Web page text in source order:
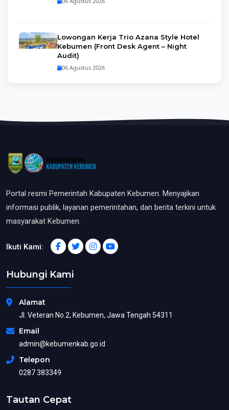
Lowongan Kerja Trio Azana Style Hotel
Kebumen (Front Desk Agent – Night
Audit)
06 Agustus 2026
Portal resmi Pemerintah Kabupaten Kebumen. Menyajikan
informasi publik, layanan pemerintahan, dan berita terkini untuk
masyarakat Kebumen.
Ikuti Kami:
Hubungi Kami
Alamat
Jl. Veteran No.2, Kebumen, Jawa Tengah 54311
Email
admin@kebumenkab.go.id
Telepon
0287 383349
Tautan Cepat